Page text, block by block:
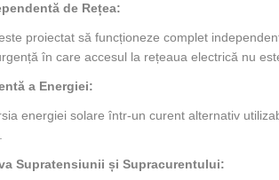
de Rețea:
proiectat să funcționeze complet
în care accesul la rețeaua electrică nu
a Energiei:
energiei solare într-un curent alternativ
Supratensiunii și Supracurentului: